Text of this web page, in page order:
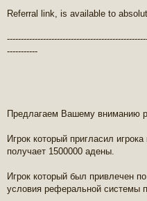
Referral link, is available to
-----------
Предлагаем Вашему вниманию
Игрок который пригласил
получает 1500000 адены.
Игрок который был привлечен
условия реферальной системы